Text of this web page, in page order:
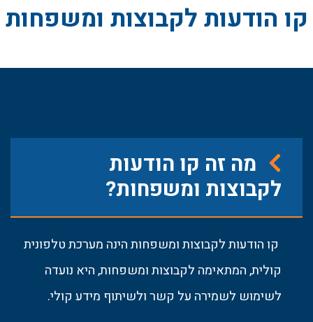
קו הודעות לקבוצות ומשפחות
מה זה קו הודעות
לקבוצות ומשפחות?
קו הודעות לקבוצות ומשפחות הינה מערכת טלפונית
קולית, המתאימה לקבוצות ומשפחות, היא נועדה
לשימוש לשמירה על קשר ולשיתוף מידע קולי.